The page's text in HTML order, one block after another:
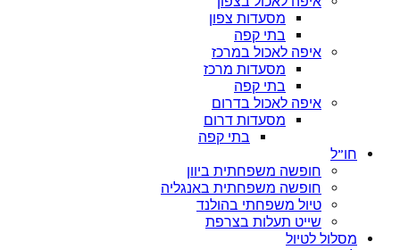
מסעדות צפון
בתי קפה
איפה לאכול במרכז
מסעדות מרכז
בתי קפה
איפה לאכול בדרום
מסעדות דרום
בתי קפה
חו”ל
חופשה משפחתית ביוון
חופשה משפחתית באנגליה
טיול משפחתי בהולנד
שייט תעלות בצרפת
מסלול לטיול